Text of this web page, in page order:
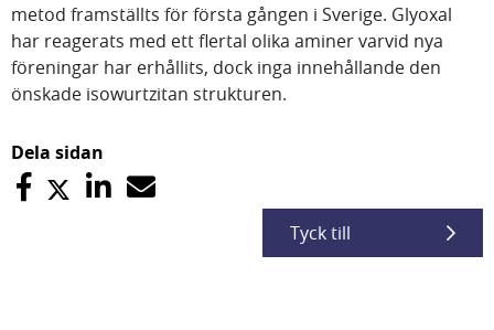
metod framställts för första gången i Sverige. Glyoxal
har reagerats med ett flertal olika aminer varvid nya
föreningar har erhållits, dock inga innehållande den
önskade isowurtzitan strukturen.
Dela sidan
Tyck till